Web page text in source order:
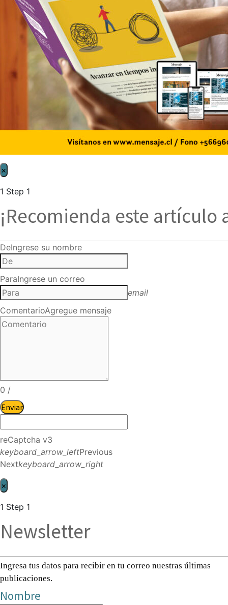
×
1 Step 1
¡Recomienda este artículo
DeIngrese su nombre
ParaIngrese un correo
email
ComentarioAgregue mensaje
0 /
Enviar
reCaptcha v3
keyboard_arrow_leftPrevious
Nextkeyboard_arrow_right
×
1 Step 1
Newsletter
Ingresa tus datos para recibir en tu correo nuestras últimas
publicaciones.
Nombre